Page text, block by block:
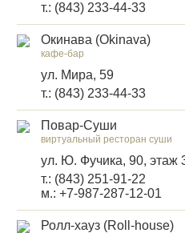
т.: (843) 233-44-33
Окинава (Okinava)
кафе-бар
ул. Мира, 59
т.: (843) 233-44-33
Повар-Суши
виртуальный ресторан суши
ул. Ю. Фучика, 90, этаж
т.: (843) 251-91-22
м.: +7-987-287-12-01
Ролл-хауз (Roll-house)